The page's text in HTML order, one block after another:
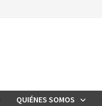
QUIÉNES SOMOS